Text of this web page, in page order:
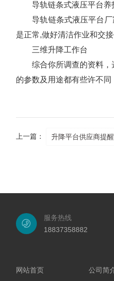
导轨链条式液压平台养护
导轨链条式液压平台厂家
是正常,做好清洁作业和交
三维升降工作台
综合你所调查的资料，选
的参数及用途都有些许不
上一篇： 升降平台供应商提醒
服务热线
18837358882
网站首页 公司简